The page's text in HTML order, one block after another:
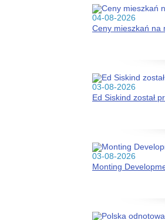
04-08-2026
Ceny mieszkań na
03-08-2026
Ed Siskind został
03-08-2026
Monting